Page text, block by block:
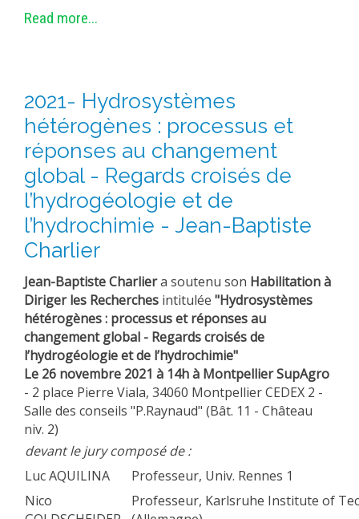
Read more...
2021- Hydrosystèmes
hétérogènes : processus et
réponses au changement
global - Regards croisés de
l’hydrogéologie et de
l’hydrochimie - Jean-Baptiste
Charlier
Jean-Baptiste Charliera soutenu son Habilitation à
Diriger les Recherches intitulée "Hydrosystèmes
hétérogènes : processus et réponses au
changement global - Regards croisés de
l’hydrogéologie et de l’hydrochimie"
Le 26 novembre 2021 à 14h à Montpellier SupAgro
- 2 place Pierre Viala, 34060 Montpellier CEDEX 2 -
Salle des conseils "P.Raynaud" (Bât. 11 - Château
niv. 2)
devant le jury composé de :
Luc AQUILINA
Professeur, Univ. Rennes 1
Nico
Professeur, Karlsruhe Institute of